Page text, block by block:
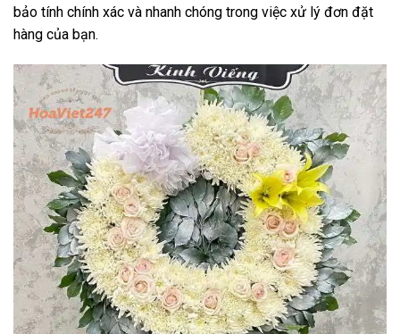
bảo tính chính xác và nhanh chóng trong việc xử lý đơn đặt
hàng của bạn.